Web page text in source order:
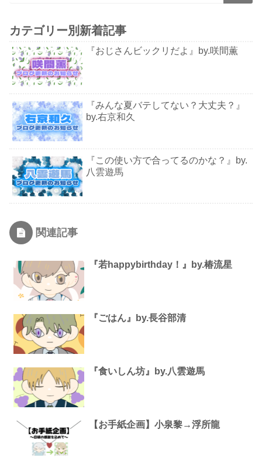
カテゴリー別新着記事
『おじさんビックリだよ』by.咲間薫
『みんな夏バテしてない？大丈夫？』
by.右京和久
『この使い方で合ってるのかな？』by.
八雲遊馬
関連記事
『若happybirthday！』by.椿流星
『ごはん』by.長谷部清
『食いしん坊』by.八雲遊馬
【お手紙企画】小泉黎→浮所龍